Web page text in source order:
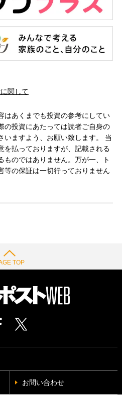
関して
はあくまでも投資の参考にしてい
の投資にあたっては読者ご自身の
いますよう、お願い致します。 当
を払っておりますが、記載される
ものではありません。万が一、ト
等の保証は一切行っておりません
TOP
お問い合わせ